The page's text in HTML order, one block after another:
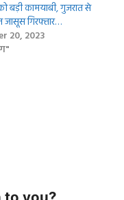
बड़ी कामयाबी, गुजरात से
जासूस गिरफ्तार…
20, 2023